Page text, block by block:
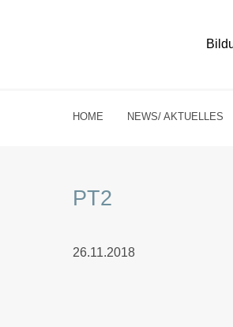
HOME NEWS/ AKTUELLES
PT2
26.11.2018